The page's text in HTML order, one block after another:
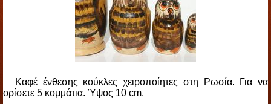
Καφέ ένθεσης κούκλες χειροποίητες στη Ρωσία. Για να
ορίσετε 5 κομμάτια. Ύψος 10 cm.